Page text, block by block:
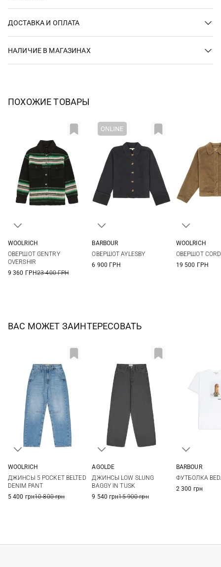
ДОСТАВКА И ОПЛАТА
НАЛИЧИЕ В МАГАЗИНАХ
ПОХОЖИЕ ТОВАРЫ
XL
WOOLRICH
ОВЕРШОТ GENTRY
OVERSHIR
9 360 ГРН23 400 ГРН
BARBOUR
ОВЕРШОТ AYLESBY
6 900 ГРН
WOOLRICH
ОВЕРШОТ
19 500 ГРН
ВАС МОЖЕТ ЗАИНТЕРЕСОВАТЬ
29
30
WOOLRICH
ДЖИНСЫ 5 POCKET BELTED
DENIM PANT
5 400 грн10 800 грн
29
30
AGOLDE
ДЖИНСЫ LOW SLUNG
BAGGY IN TUSK
9 540 грн15 900 грн
BARBOUR
ФУТБОЛКА
2 300 грн